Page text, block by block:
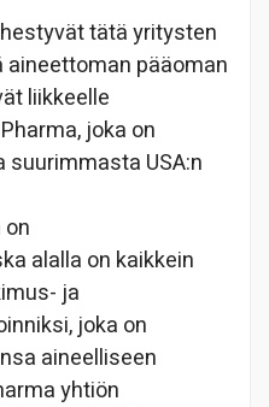
tätä yritysten
pääoman
liikkeelle
joka on
USA:n
alalla on kaikkein
ja
joka on
aineelliseen
yhtiön